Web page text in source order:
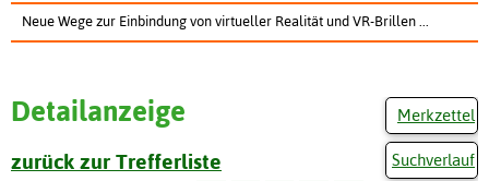
Neue Wege zur Einbindung von virtueller Realität und VR-Brillen ...
Merkzettel
Suchverlauf
Detailanzeige
zurück zur Trefferliste